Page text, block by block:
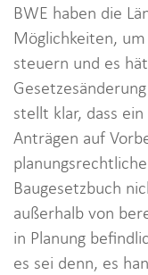
BWE haben die
Möglichkeiten,
steuern und es
stellt klar, dass
Anträgen auf
Baugesetzbuch
außerhalb von
in Planung
es sei denn, es